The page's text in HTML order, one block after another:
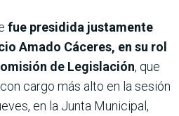
fue presidida justamente
Amado Cáceres, en su rol
de Legislación, que
cargo más alto en la sesión
en la Junta Municipal,